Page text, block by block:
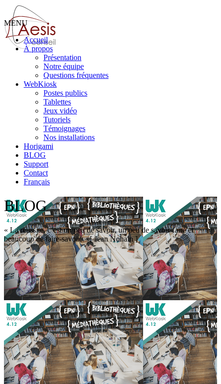
MENU
Accueil
À propos
Présentation
Notre équipe
Questions fréquentes
WebKiosk
Postes publics
Tablettes
Jeux vidéo
Tutoriels
Témoignages
Nos installations
Horigami
BLOG
Support
Contact
Français
BLOG
« La réussite, c’est un peu de savoir, un peu de savoir-faire et
beaucoup de faire-savoir. » [ Jean Nohain ]